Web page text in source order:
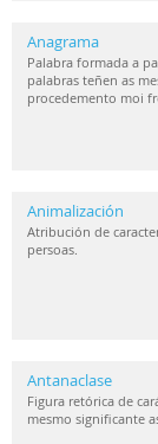
Anagrama
Palabra formada a
palabras teñen as
procedemento moi
Animalización
Atribución de
persoas.
Antanaclase
Figura retórica de
mesmo significante